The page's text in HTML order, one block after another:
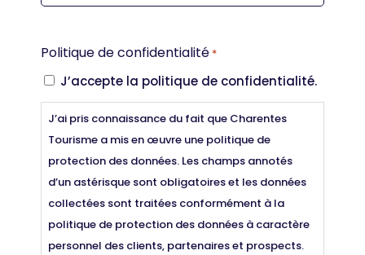
Politique de confidentialité *
J’accepte la politique de confidentialité.
J’ai pris connaissance du fait que Charentes
Tourisme a mis en œuvre une politique de
protection des données. Les champs annotés
d’un astérisque sont obligatoires et les données
collectées sont traitées conformément à la
politique de protection des données à caractère
personnel des clients, partenaires et prospects.